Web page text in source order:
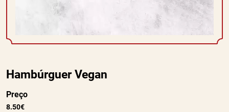
Hambúrguer Vegan
Preço
8.50€